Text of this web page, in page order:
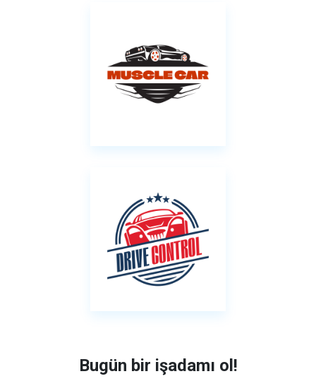
Bugün bir işadamı ol!